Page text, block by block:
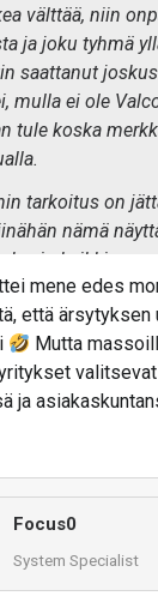
välttää, niin
ja joku tyhmä
saattanut
mulla ei ole
tule koska
tarkoitus on
nämä
hyvin kaikkien
mene edes
että ärsytyksen
Mutta
ja
Focus0
System Specialist